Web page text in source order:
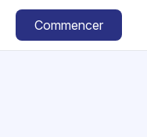
Commencer